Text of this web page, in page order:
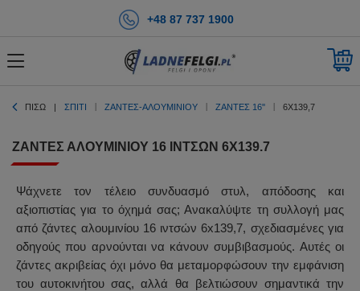
+48 87 737 1900
ΠΊΣΩ ΣΠΊΤΙ ΖΑΝΤΕΣ-ΑΛΟΥΜΙΝΙΟΥ ΖΆΝΤΕΣ 16'' 6X139,7
ΖΆΝΤΕΣ ΑΛΟΥΜΙΝΊΟΥ 16 ΙΝΤΣΏΝ 6X139.7
Ψάχνετε τον τέλειο συνδυασμό στυλ, απόδοσης και
αξιοπιστίας για το όχημά σας; Ανακαλύψτε τη συλλογή μας
από ζάντες αλουμινίου 16 ιντσών 6x139,7, σχεδιασμένες για
οδηγούς που αρνούνται να κάνουν συμβιβασμούς. Αυτές οι
ζάντες ακριβείας όχι μόνο θα μεταμορφώσουν την εμφάνιση
του αυτοκινήτου σας, αλλά θα βελτιώσουν σημαντικά την